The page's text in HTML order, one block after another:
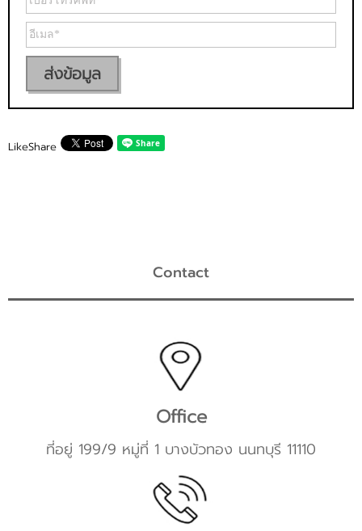
ส่งข้อมูล
LikeShare
Contact
Office
ที่อยู่ 199/9 หมู่ที่ 1 บางบัวทอง นนทบุรี 11110